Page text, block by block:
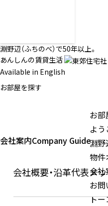
淵野辺（ふちのべ）で50年以上。
あんしんの賃貸生活
Available in English
お部屋を探す
お部
よ
淵野
物
会
お問
トー
会社案内Company Guide
会社概要・沿革代表メ